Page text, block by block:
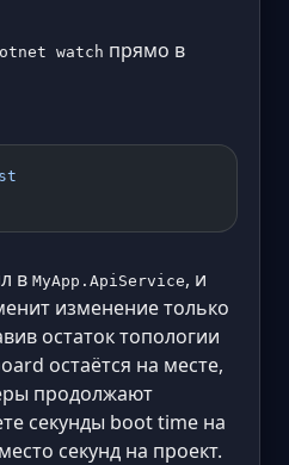
watch прямо в
в MyApp.ApiService, и
изменение только
остаток топологии
остаётся на месте,
продолжают
секунды boot time на
секунд на проект.